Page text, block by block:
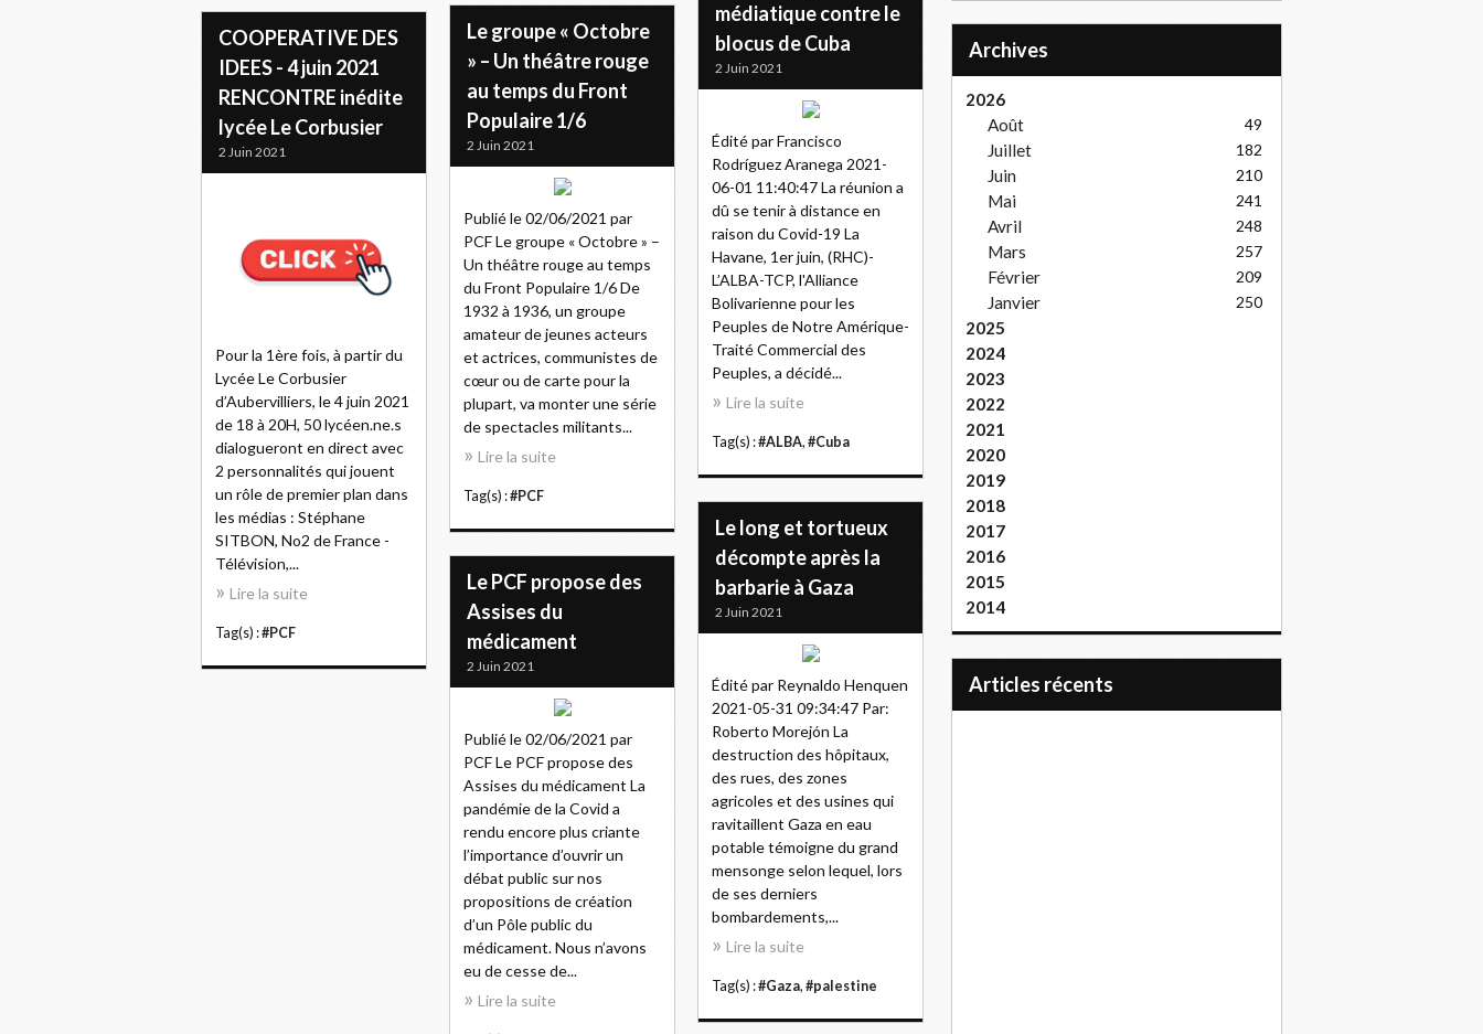
médiatique contre le
blocus de Cuba
2 Juin 2021
Édité par Francisco
Rodríguez Aranega 2021-
06-01 11:40:47 La réunion a
dû se tenir à distance en
raison du Covid-19 La
Havane, 1er juin, (RHC)-
L’ALBA-TCP, l'Alliance
Bolivarienne pour les
Peuples de Notre Amérique-
Traité Commercial des
Peuples, a décidé...
Lire la suite
Tag(s) :#ALBA, #Cuba
Le groupe « Octobre
» – Un théâtre rouge
au temps du Front
Populaire 1/6
2 Juin 2021
Publié le 02/06/2021 par
PCF Le groupe « Octobre » –
Un théâtre rouge au temps
du Front Populaire 1/6 De
1932 à 1936, un groupe
amateur de jeunes acteurs
et actrices, communistes de
cœur ou de carte pour la
plupart, va monter une série
de spectacles militants...
Lire la suite
Tag(s) :#PCF
COOPERATIVE DES
IDEES - 4 juin 2021
RENCONTRE inédite
lycée Le Corbusier
2 Juin 2021
Pour la 1ère fois, à partir du
Lycée Le Corbusier
d’Aubervilliers, le 4 juin 2021
de 18 à 20H, 50 lycéen.ne.s
dialogueront en direct avec
2 personnalités qui jouent
un rôle de premier plan dans
les médias : Stéphane
SITBON, No2 de France -
Télévision,...
Lire la suite
Tag(s) :#PCF
Le long et tortueux
décompte après la
barbarie à Gaza
2 Juin 2021
Édité par Reynaldo Henquen
2021-05-31 09:34:47 Par:
Roberto Morejón La
destruction des hôpitaux,
des rues, des zones
agricoles et des usines qui
ravitaillent Gaza en eau
potable témoigne du grand
mensonge selon lequel, lors
de ses derniers
bombardements,...
Lire la suite
Tag(s) :#Gaza, #palestine
Le PCF propose des
Assises du
médicament
2 Juin 2021
Publié le 02/06/2021 par
PCF Le PCF propose des
Assises du médicament La
pandémie de la Covid a
rendu encore plus criante
l’importance d’ouvrir un
débat public sur nos
propositions de création
d’un Pôle public du
médicament. Nous n’avons
eu de cesse de...
Lire la suite
Archives
2026
Août
49
Juillet 182
Juin 210
Mai 241
Avril 248
Mars 257
Février 209
Janvier 250
2025
2024
2023
2022
2021
2020
2019
2018
2017
2016
2015
2014
articles récents